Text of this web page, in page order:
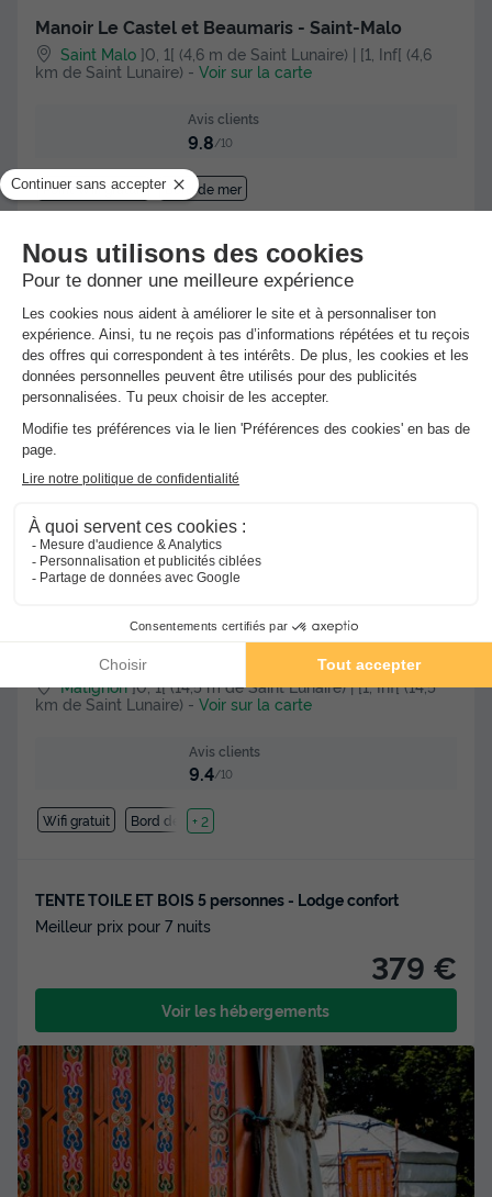
Manoir Le Castel et Beaumaris - Saint-Malo
Saint Malo ]0, 1[ (4,6 m de Saint Lunaire) | [1, Inf[ (4,6
km de Saint Lunaire) - Voir sur la carte
Avis clients
9.8/10
Point Wifi gratuit Bord de mer
APPARTEMENT 6 personnes - BEAUMARIS 4/6
PERSONNES 1ER ETAGE
Meilleur prix pour 7 nuits
365 €
Voir les hébergements
Camping Le Vallon aux Merlettes
Matignon ]0, 1[ (14,5 m de Saint Lunaire) | [1, Inf[ (14,5
km de Saint Lunaire) - Voir sur la carte
Avis clients
9.4/10
Wifi gratuit Bord de mer
+ 2
TENTE TOILE ET BOIS 5 personnes - Lodge confort
Meilleur prix pour 7 nuits
379 €
Voir les hébergements